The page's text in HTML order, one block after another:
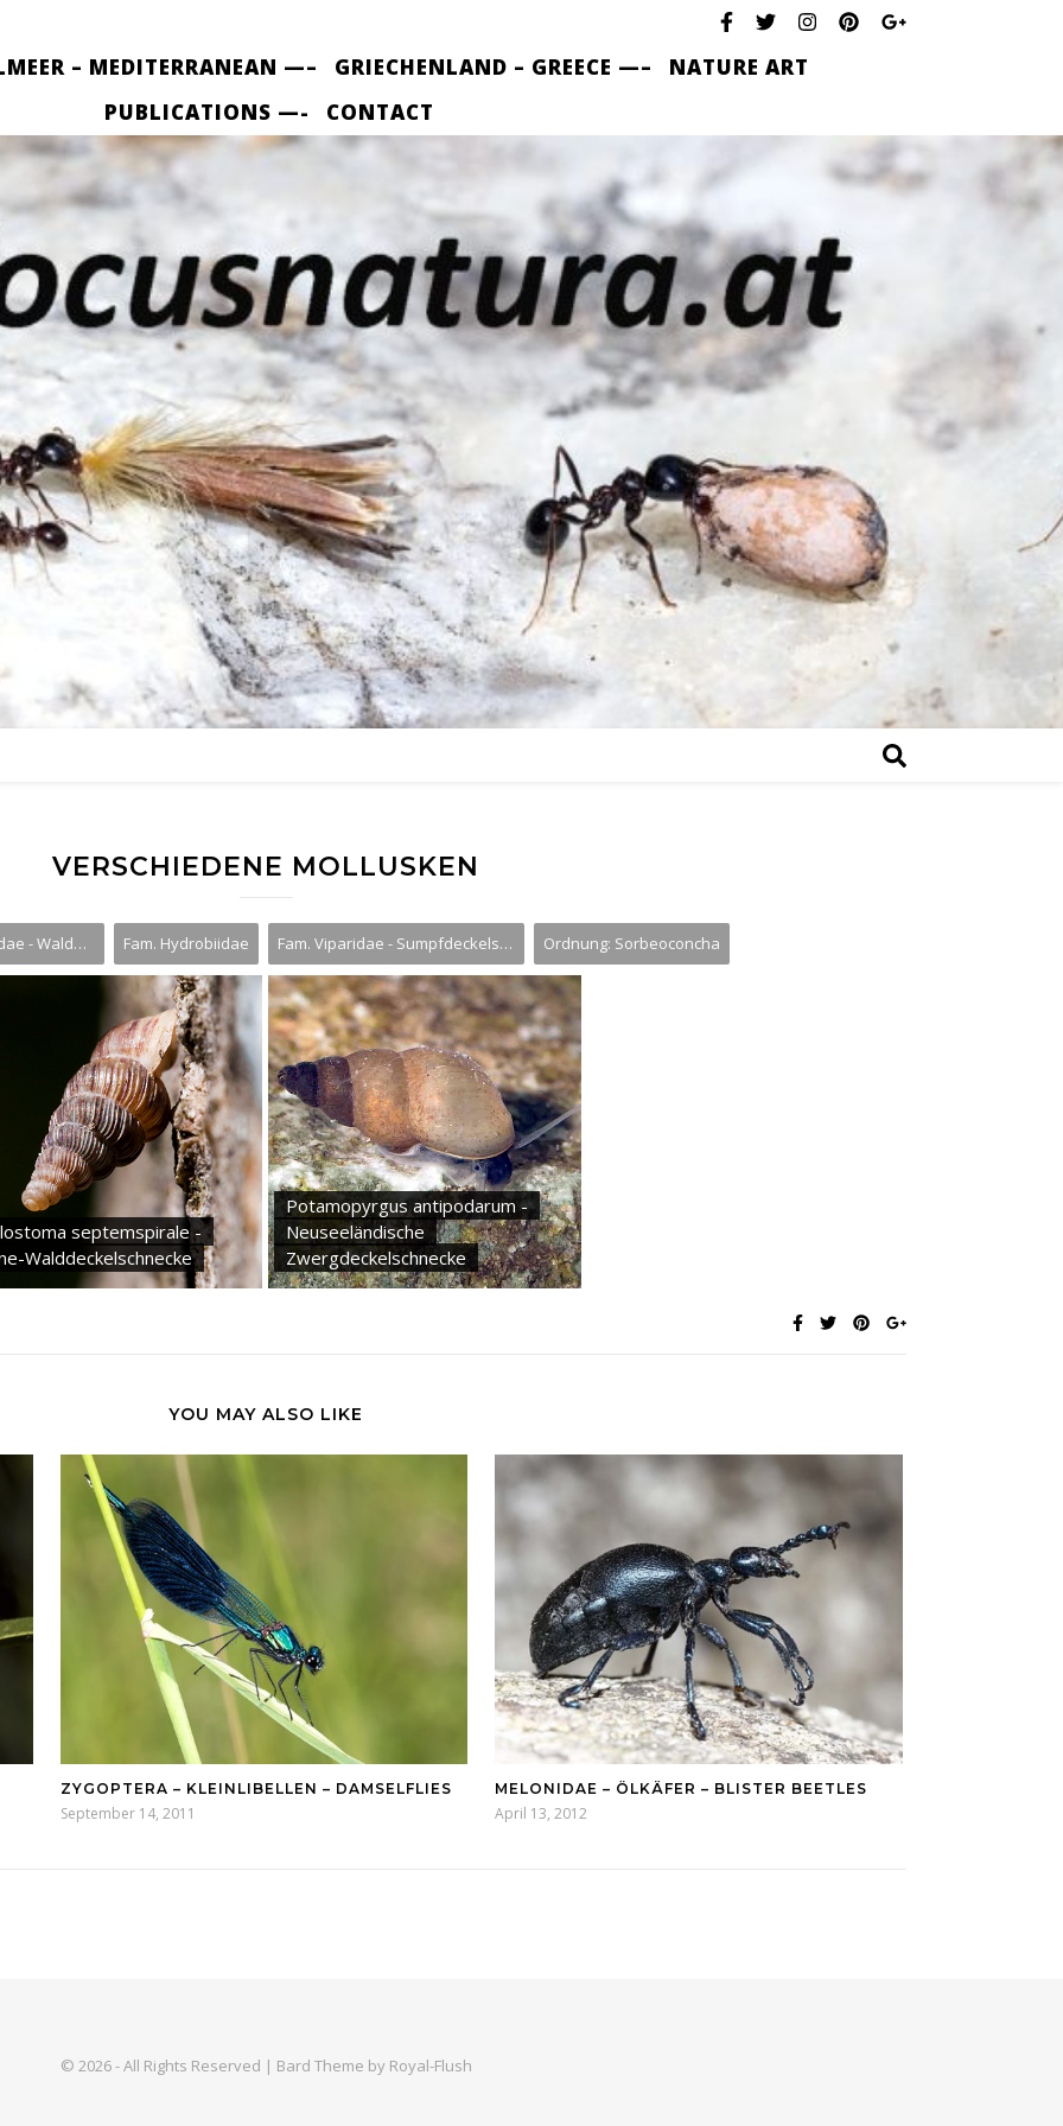
– MEDITERRANEAN —– GRIECHENLAND – GREECE —–
NATURE ART
PUBLICATIONS —-
CONTACT
VERSCHIEDENE MOLLUSKEN
Fam. Cochlostomatidae - Walddeckelschnecken Fam. Hydrobiidae Fam. Viparidae - Sumpfdeckelschnecken Ordnung: Sorbeoconcha
septemspirale -
Walddeckelschnecke
Potamopyrgus antipodarum -
Neuseeländische
Zwergdeckelschnecke
YOU MAY ALSO LIKE
ZYGOPTERA – KLEINLIBELLEN – DAMSELFLIES
September 14, 2011
MELONIDAE – ÖLKÄFER – BLISTER BEETLES
April 13, 2012
© 2026 - All Rights Reserved | Bard Theme by Royal-Flush